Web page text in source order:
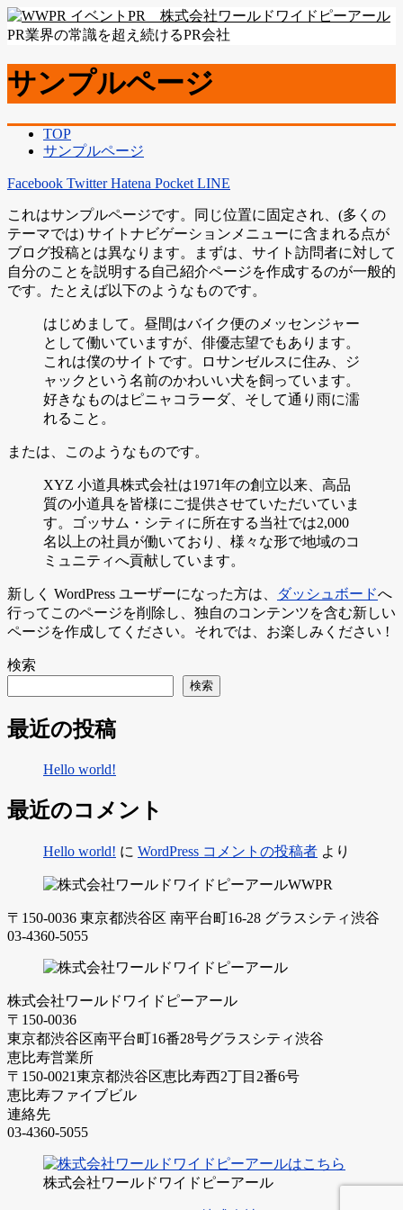
PR業界の常識を超え続けるPR会社
サンプルページ
TOP
サンプルページ
Facebook TwitterHatena Pocket LINE
これはサンプルページです。同じ位置に固定され、(多くの
テーマでは) サイトナビゲーションメニューに含まれる点が
ブログ投稿とは異なります。まずは、サイト訪問者に対して
自分のことを説明する自己紹介ページを作成するのが一般的
です。たとえば以下のようなものです。
はじめまして。昼間はバイク便のメッセンジャー
として働いていますが、俳優志望でもあります。
これは僕のサイトです。ロサンゼルスに住み、ジ
ャックという名前のかわいい犬を飼っています。
好きなものはピニャコラーダ、そして通り雨に濡
れること。
または、このようなものです。
XYZ 小道具株式会社は1971年の創立以来、高品
質の小道具を皆様にご提供させていただいていま
す。ゴッサム・シティに所在する当社では2,000
名以上の社員が働いており、様々な形で地域のコ
ミュニティへ貢献しています。
新しく WordPress ユーザーになった方は、 ダッシュボードへ
行ってこのページを削除し、独自のコンテンツを含む新しい
ページを作成してください。それでは、お楽しみください !
検索
検索
最近の投稿
Hello world!
最近のコメント
Hello world! に WordPress コメントの投稿者 より
〒150-0036 東京都渋谷区 南平台町16-28 グラスシティ渋谷
03-4360-5055
株式会社ワールドワイドピーアール
〒150-0036
東京都渋谷区南平台町16番28号グラスシティ渋谷
恵比寿営業所
〒150-0021東京都渋谷区恵比寿西2丁目2番6号
恵比寿ファイブビル
連絡先
03-4360-5055
株式会社ワールドワイドピーアール